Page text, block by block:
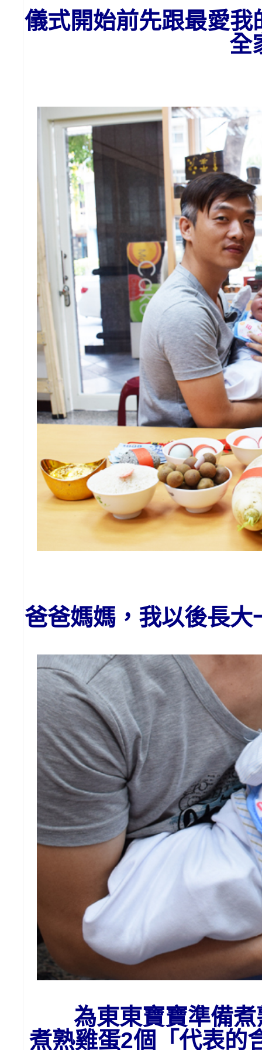
儀式開始前先跟最愛
爸爸媽媽，我以後長
為東東寶寶準備煮
煮熟雞蛋2個「代表的